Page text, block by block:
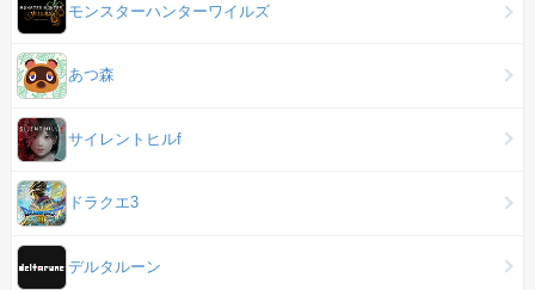
モンスターハンターワイルズ
あつ森
サイレントヒルf
ドラクエ3
デルタルーン